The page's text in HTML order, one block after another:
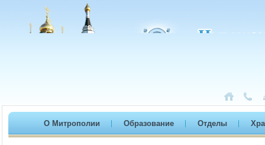
О Митрополии Образование Отделы